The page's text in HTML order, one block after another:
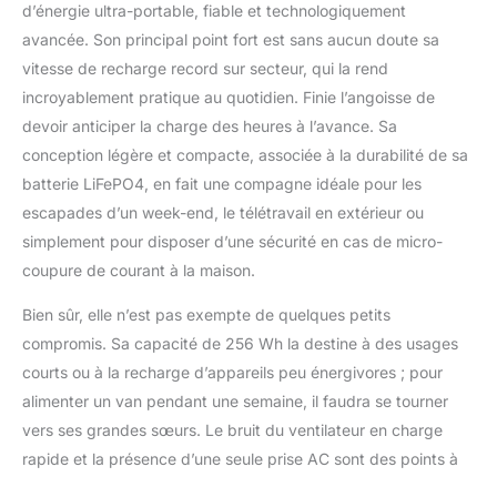
d’énergie ultra-portable, fiable et technologiquement
avancée. Son principal point fort est sans aucun doute sa
vitesse de recharge record sur secteur, qui la rend
incroyablement pratique au quotidien. Finie l’angoisse de
devoir anticiper la charge des heures à l’avance. Sa
conception légère et compacte, associée à la durabilité de sa
batterie LiFePO4, en fait une compagne idéale pour les
escapades d’un week-end, le télétravail en extérieur ou
simplement pour disposer d’une sécurité en cas de micro-
coupure de courant à la maison.
Bien sûr, elle n’est pas exempte de quelques petits
compromis. Sa capacité de 256 Wh la destine à des usages
courts ou à la recharge d’appareils peu énergivores ; pour
alimenter un van pendant une semaine, il faudra se tourner
vers ses grandes sœurs. Le bruit du ventilateur en charge
rapide et la présence d’une seule prise AC sont des points à